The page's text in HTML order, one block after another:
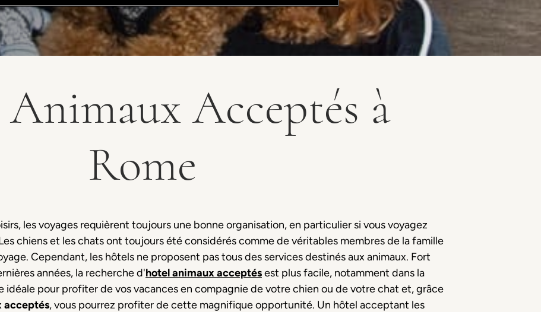
Acceptés à
Rome
les voyages requièrent toujours une bonne organisation, en particulier si vous voyagez
chiens et les chats ont toujours été considérés comme de véritables membres de la famille
Cependant, les hôtels ne proposent pas tous des services destinés aux animaux. Fort
années, la recherche d'hotel animaux acceptésest plus facile, notamment dans la
idéale pour profiter de vos vacances en compagnie de votre chien ou de votre chat et, grâce
acceptés, vous pourrez profiter de cette magnifique opportunité. Un hôtel acceptant les